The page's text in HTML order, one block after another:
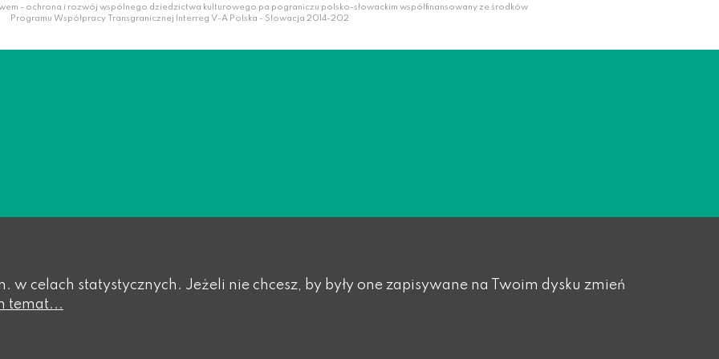
- ochrona i rozwój wspólnego dziedzictwa kulturowego pa pograniczu polsko-słowackim współfinansowany ze środków
Programu Współpracy Transgranicznej Interreg V-A Polska - Słowacja 2014-202
w celach statystycznych. Jeżeli nie chcesz, by były one zapisywane na Twoim dysku zmień
temat...